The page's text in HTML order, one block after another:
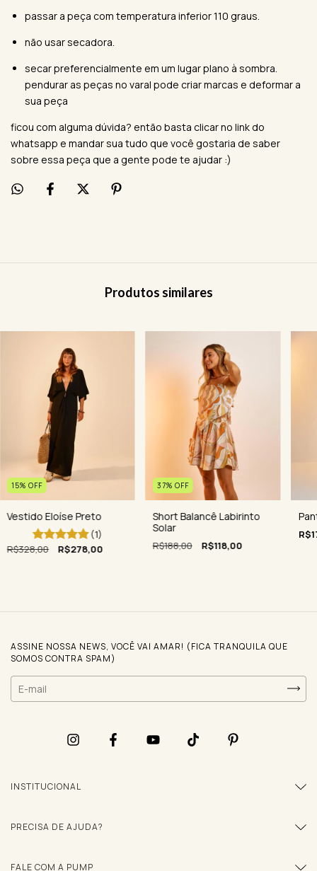
passar a peça com temperatura inferior 110 graus.
não usar secadora.
secar preferencialmente em um lugar plano à sombra.
pendurar as peças no varal pode criar marcas e deformar a
sua peça
ficou com alguma dúvida? então basta clicar no link do
whatsapp e mandar sua tudo que você gostaria de saber
sobre essa peça que a gente pode te ajudar :)
Produtos similares
15% OFF
Vestido Eloíse Preto
(1)
R$328,00
R$278,00
37% OFF
Short Balancê Labirinto
Solar
R$188,00 R$118,00
ASSINE NOSSA NEWS, VOCÊ VAI AMAR! (FICA TRANQUILA QUE
SOMOS CONTRA SPAM)
INSTITUCIONAL
PRECISA DE AJUDA?
FALE COM A PUMP